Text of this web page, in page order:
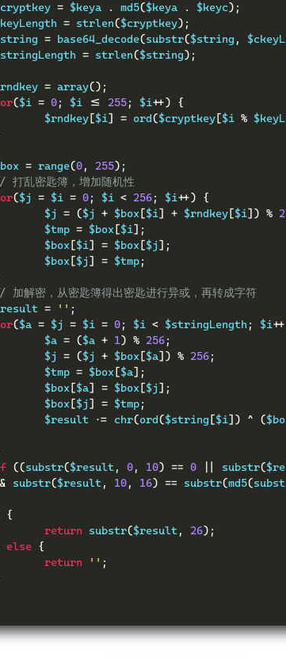
$cryptkey
= $keya . md5($keya . $keyc);
$keyLength
= strlen($cryptkey);
$string
= base64_decode(substr($string ,
$stringLength
= strlen($string);
$rndkey
= array();
($i = 0; $i <= 255; $i++)
{
			$rndkey
[$i] = ord($cryptkey [$i %
$box
= range(0, 255);
打乱密匙簿，增加随机性
($j = $i = 0; $i < 256; $i++)
{
			$j
= ($j + $box [$i] + $rndkey [$i]) %
			$tmp
= $box [$i];
			$box
[$i] = $box [$j];
			$box
[$j] = $tmp;
加解密，从密匙簿得出密匙进行异或，再转成字符
$result
= '' ;
($a = $j = $i = 0; $i < $stringLength ; $i
			$a
= ($a + 1) % 256;
			$j
= ($j + $box [$a]) % 256;
			$tmp
= $box [$a];
			$box
[$a] = $box [$j];
			$box
[$j] = $tmp;
			$result
.= chr(ord($string [$i]) ^ (
((substr($result, 0, 10) == 0 substr(
substr($result, 10, 16) == substr(md5(
{
return substr($result, 26);
else {
return
'' ;